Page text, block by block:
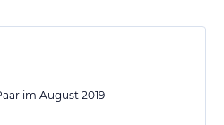
im August 2019